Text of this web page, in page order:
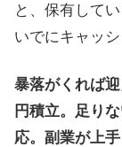
と、保有して
いでにキャッ
暴落がくれば
円積立。足り
応。副業が上